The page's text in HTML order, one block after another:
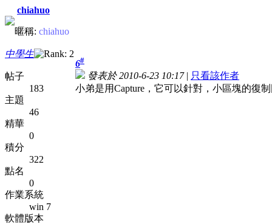
chiahuo
暱稱: chiahuo
中學生
帖子
183
主題
46
精華
0
積分
322
點名
0
作業系統
win 7
軟體版本
6#
發表於 2010-6-23 10:17| 只看該作者
小弟是用Capture，它可以針對，小區塊的復